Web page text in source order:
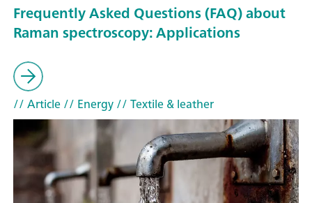
Frequently Asked Questions (FAQ) about
Raman spectroscopy: Applications
// Article// Energy// Textile & leather